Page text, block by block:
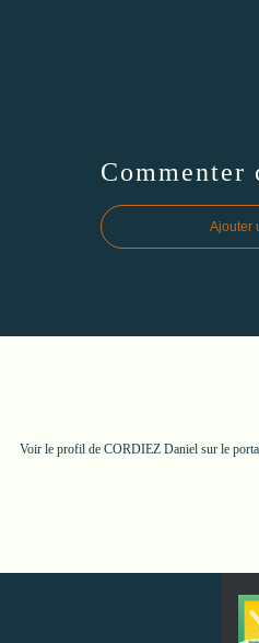
Commenter
Ajouter
Voir le profil de CORDIEZ Danielsur le